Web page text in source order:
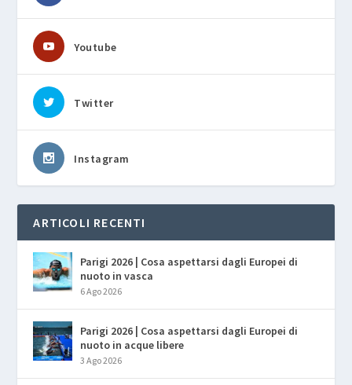
Youtube
Twitter
Instagram
ARTICOLI RECENTI
Parigi 2026 | Cosa aspettarsi dagli Europei di
nuoto in vasca
6 Ago 2026
Parigi 2026 | Cosa aspettarsi dagli Europei di
nuoto in acque libere
3 Ago 2026